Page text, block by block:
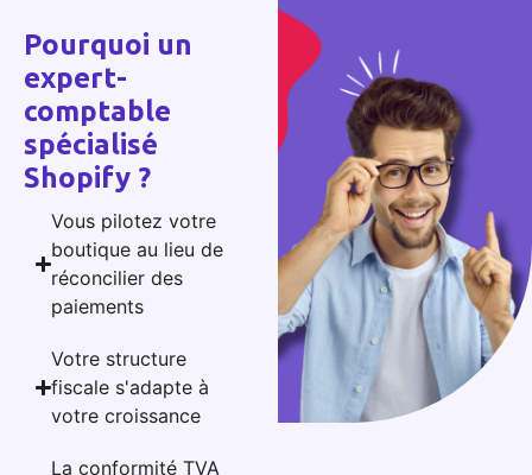
Pourquoi un
expert-
comptable
spécialisé
Shopify ?
Vous pilotez votre
boutique au lieu de
réconcilier des
paiements
Votre structure
fiscale s'adapte à
votre croissance
La conformité TVA